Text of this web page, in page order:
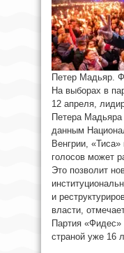
Петер Мадьяр.
На выборах в
12 апреля,
Петера
данным
Венгрии,
голосов может
Это позволит
и
власти,
Партия
страной уже 16